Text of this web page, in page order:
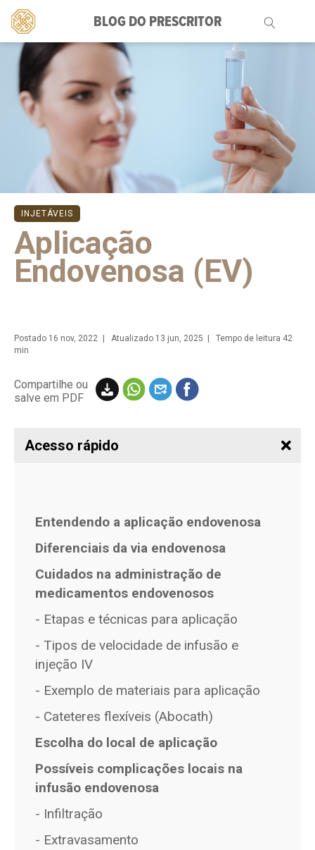
BLOG DO PRESCRITOR
Pesquisar
por:
INJETÁVEIS
Aplicação
Endovenosa (EV)
Postado 16 nov, 2022 | Atualizado 13 jun, 2025 | Tempo de leitura 42
min
Compartilhe ou
salve em PDF
Acesso rápido
Entendendo a aplicação endovenosa
Diferenciais da via endovenosa
Cuidados na administração de
medicamentos endovenosos
- Etapas e técnicas para aplicação
- Tipos de velocidade de infusão e
injeção IV
- Exemplo de materiais para aplicação
- Cateteres flexíveis (Abocath)
Escolha do local de aplicação
Possíveis complicações locais na
infusão endovenosa
- Infiltração
- Extravasamento